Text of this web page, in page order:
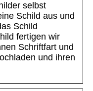
selbst
Schild aus und
Schild
fertigen wir
Schriftfart und
und ihren